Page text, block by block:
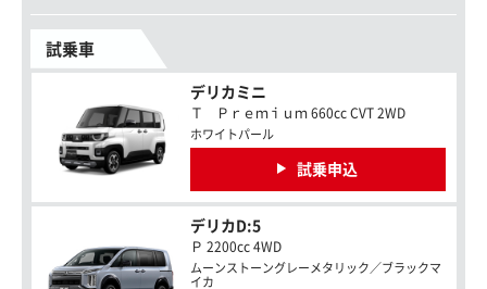
試乗車
デリカミニ
Ｔ Ｐｒｅｍｉｕｍ 660cc CVT 2WD
ホワイトパール
試乗申込
デリカD:5
Ｐ 2200cc 4WD
ムーンストーングレーメタリック／ブラックマ
イカ